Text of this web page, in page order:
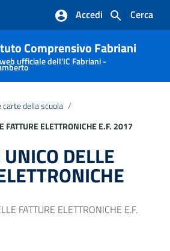
Cerca
Accedi
Comprensivo Fabriani
ufficiale dell'IC Fabriani -
carte della scuola /
FATTURE ELETTRONICHE E.F. 2017
DELLE
FATTURE ELETTRONICHE E.F.